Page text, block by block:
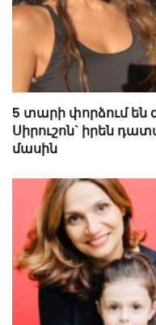
5 տարի փորձում են
Սիրուշոն` իրեն
մասին